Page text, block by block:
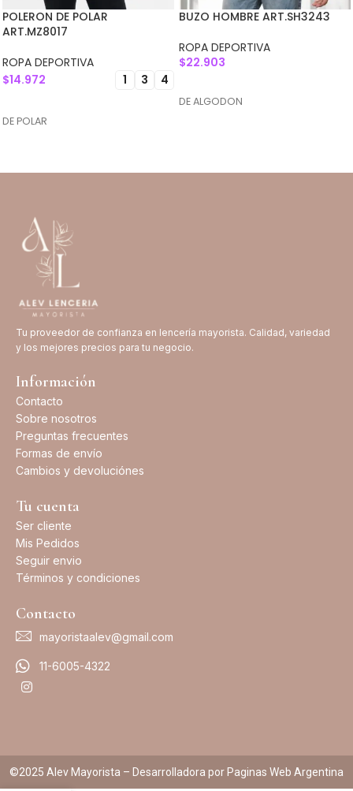
POLERON DE POLAR
ART.MZ8017
ROPA DEPORTIVA
$14.972 1 3 4
DE POLAR
BUZO HOMBRE ART.SH3243
ROPA DEPORTIVA
$22.903
DE ALGODON
Tu proveedor de confianza en lencería mayorista. Calidad, variedad
y los mejores precios para tu negocio.
Información
Contacto
Sobre nosotros
Preguntas frecuentes
Formas de envío
Cambios y devoluciónes
Tu cuenta
Ser cliente
Mis Pedidos
Seguir envio
Términos y condiciones
Contacto
mayoristaalev@gmail.com
11-6005-4322
©2025 Alev Mayorista – Desarrolladora por Paginas Web Argentina